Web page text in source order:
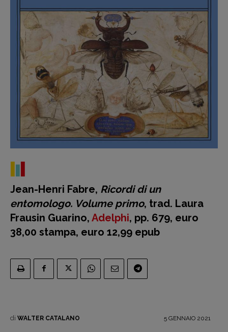
Recensioni
Primo Piano
RUBRICHE
Archeologie del
Libro & Film
Jean-Henri Fabre, Ricordi di un
entomologo. Volume primo, trad. Laura
Frausin Guarino, Adelphi, pp. 679, euro
38,00 stampa, euro 12,99 epub
di WALTER CATALANO 5 GENNAIO 2021